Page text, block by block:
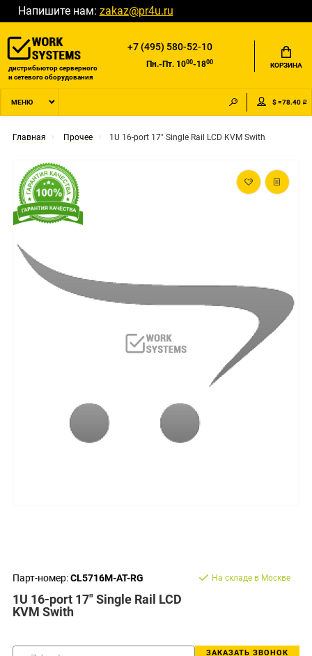
Напишите нам: zakaz@pr4u.ru
дистрибьютор серверного
и сетевого оборудования
+7 (495) 580-52-10
Пн.-Пт. 1000-1800 КОРЗИНА
МЕНЮ $ =78.40 ₽
Главная Прочее 1U 16-port 17" Single Rail LCD KVM Swith
Парт-номер:CL5716M-AT-RG
1U 16-port 17" Single Rail LCD
KVM Swith
На складе в Москве
ЗАКАЗАТЬ ЗВОНОК